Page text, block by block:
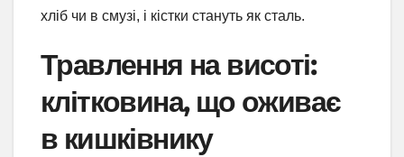
хліб чи в смузі, і кістки стануть як сталь.
Травлення на висоті:
клітковина, що оживає
в кишківнику